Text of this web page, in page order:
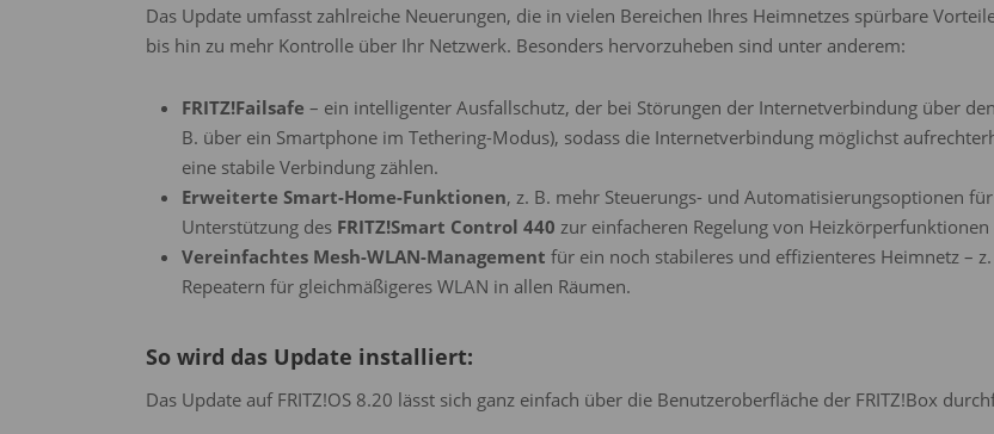
Das Update umfasst zahlreiche Neuerungen, die in vielen Bereichen Ihres Heimnetzes spürbare
bis hin zu mehr Kontrolle über Ihr Netzwerk. Besonders hervorzuheben sind unter anderem:
FRITZ!Failsafe – ein intelligenter Ausfallschutz, der bei Störungen der Internetverbindung über
B. über ein Smartphone im Tethering-Modus), sodass die Internetverbindung möglichst
eine stabile Verbindung zählen.
Erweiterte Smart-Home-Funktionen, z. B. mehr Steuerungs- und Automatisierungsoptionen
Unterstützung des FRITZ!Smart Control 440 zur einfacheren Regelung von Heizkörperfunktionen
Vereinfachtes Mesh-WLAN-Management für ein noch stabileres und effizienteres Heimnetz –
Repeatern für gleichmäßigeres WLAN in allen Räumen.
So wird das Update installiert:
Das Update auf FRITZ!OS 8.20 lässt sich ganz einfach über die Benutzeroberfläche der FRITZ!Box